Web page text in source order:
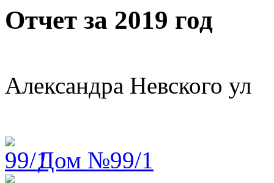
Отчет за 2019 год
Александра Невского ул
Дом №99/1